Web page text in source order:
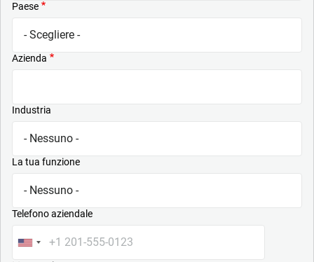
Paese
Azienda
Industria
La tua funzione
Telefono aziendale